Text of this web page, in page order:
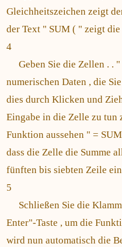
Gleichheitszeichen zeigt
der Text " SUM ( " zeigt
4
Geben Sie die Zellen . .
numerischen Daten , die
dies durch Klicken und
Eingabe in die Zelle zu tun
Funktion aussehen " =
dass die Zelle die Summe
fünften bis siebten Zeile
5
Schließen Sie die
Enter"-Taste , um die
wird nun automatisch die